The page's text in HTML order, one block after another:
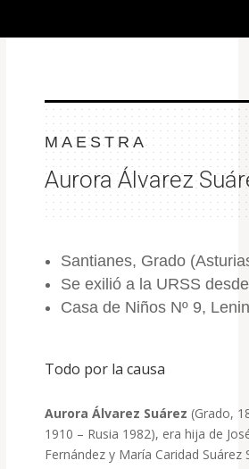
MAESTRA
Aurora Álvarez
Santianes, Grado
Se exilió a la URSS
Casa de Niños Nº 9,
Todo por la causa
Aurora Álvarez Suárez (Grado,
1910 – Rusia 1982), era hija de
Fernández y María Caridad Suárez